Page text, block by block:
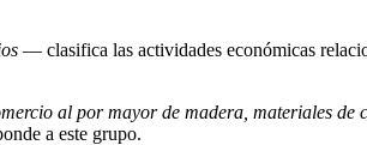
— clasifica las actividades económicas
al por mayor de madera, materiales de
a este grupo.